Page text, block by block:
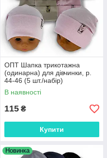
ОПТ Шапка трикотажна
(одинарна) для дівчинки, р.
44-46 (5 шт./набір)
В наявності
115 ₴
Купити
Новинка